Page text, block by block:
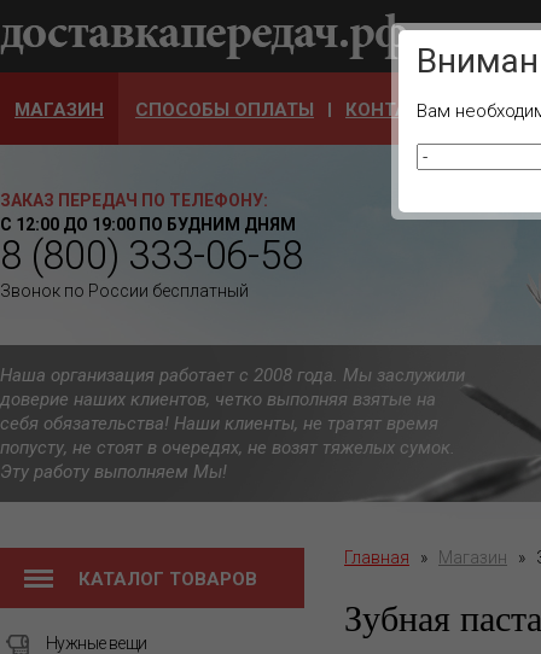
Ваш
МАГАЗИН СПОСОБЫ ОПЛАТЫ КОНТАКТЫ
ЗАКАЗ ПЕРЕДАЧ ПО ТЕЛЕФОНУ:
С 12:00 ДО 19:00 ПО БУДНИМ ДНЯМ
8 (800) 333-06-58
Звонок по России бесплатный
Наша организация работает с 2008 года. Мы заслужили
доверие наших клиентов, четко выполняя взятые на
себя обязательства! Наши клиенты, не тратят время
попусту, не стоят в очередях, не возят тяжелых сумок.
Эту работу выполняем Мы!
КАТАЛОГ ТОВАРОВ
Нужные вещи
Главная » Магазин »
Зубная
Вам